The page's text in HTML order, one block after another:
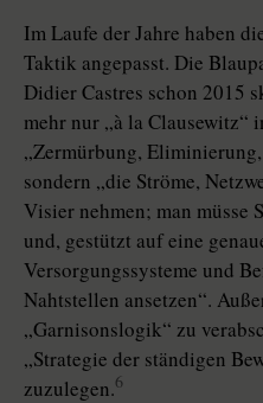
Im Laufe der Jahre haben
Taktik angepasst. Die
Didier Castres schon 2015
mehr nur „à la Clausewitz“
„Zermürbung,
sondern „die Ströme,
Visier nehmen; man müsse
und, gestützt auf eine
Versorgungssysteme und
Nahtstellen ansetzen“.
„Garnisonslogik“ zu
„Strategie der ständigen
zuzulegen.6